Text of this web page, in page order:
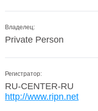
Владелец:
Private Person
Регистратор:
RU-CENTER-RU
http://www.ripn.net